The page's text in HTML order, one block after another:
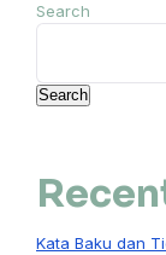
Search
Search
Kata Baku dan